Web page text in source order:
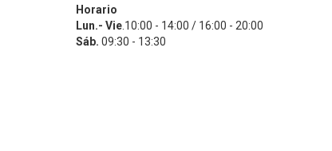
Horario
Lun.- Vie .10:00 - 14:00 / 16:00 - 20:00
Sáb. 09:30 - 13:30